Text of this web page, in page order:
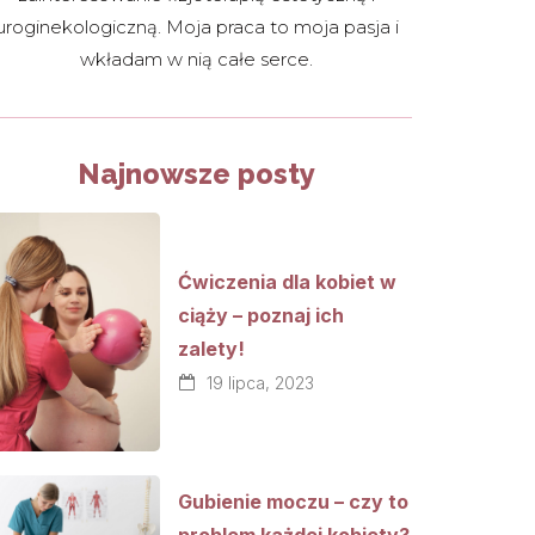
Moja praca to moja pasja i
wkładam w nią całe serce.
Najnowsze posty
Ćwiczenia dla kobiet w
ciąży – poznaj ich
zalety!
19 lipca, 2023
Gubienie moczu – czy to